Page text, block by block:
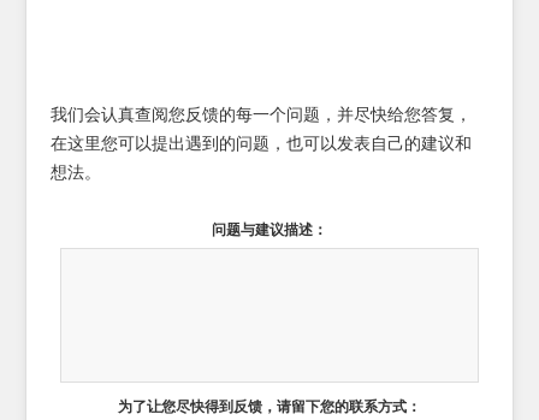
我们会认真查阅您反馈的每一个问题，并尽快给您答复，
在这里您可以提出遇到的问题，也可以发表自己的建议和
想法。
问题与建议描述：
为了让您尽快得到反馈，请留下您的联系方式：